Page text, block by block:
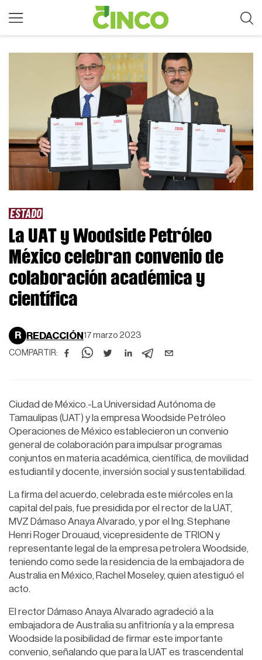
ESTADO
La UAT y Woodside Petróleo
México celebran convenio de
colaboración académica y
científica
R REDACCIÓN 17 marzo 2023
COMPARTIR:
Ciudad de México.-La Universidad Autónoma de
Tamaulipas (UAT) y la empresa Woodside Petróleo
Operaciones de México establecieron un convenio
general de colaboración para impulsar programas
conjuntos en materia académica, científica, de movilidad
estudiantil y docente, inversión social y sustentabilidad.
La firma del acuerdo, celebrada este miércoles en la
capital del país, fue presidida por el rector de la UAT,
MVZ Dámaso Anaya Alvarado, y por el Ing. Stephane
Henri Roger Drouaud, vicepresidente de TRION y
representante legal de la empresa petrolera Woodside,
teniendo como sede la residencia de la embajadora de
Australia en México, Rachel Moseley, quien atestiguó el
acto.
El rector Dámaso Anaya Alvarado agradeció a la
embajadora de Australia su anfitrionía y a la empresa
Woodside la posibilidad de firmar este importante
convenio, señalando que para la UAT es trascendental